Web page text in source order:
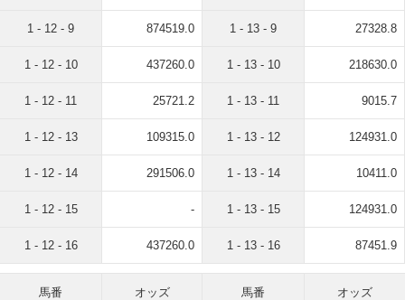
1 - 12 - 9 874519.0
1 - 12 - 10 437260.0
1 - 12 - 11 25721.2
1 - 12 - 13 109315.0
1 - 12 - 14 291506.0
1 - 12 - 15 -
1 - 12 - 16 437260.0
1 - 13 - 9 27328.8
1 - 13 - 10 218630.0
1 - 13 - 11 9015.7
1 - 13 - 12 124931.0
1 - 13 - 14 10411.0
1 - 13 - 15 124931.0
1 - 13 - 16 87451.9
馬番 オッズ 馬番 オッズ